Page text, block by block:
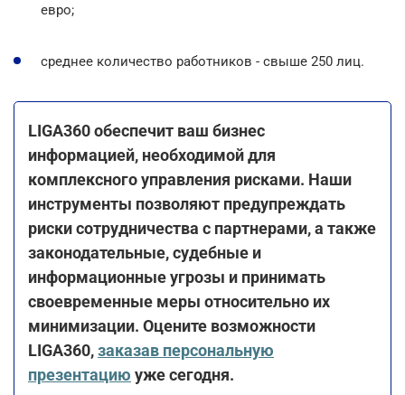
евро;
среднее количество работников - свыше 250 лиц.
LIGA360 обеспечит ваш бизнес
информацией, необходимой для
комплексного управления рисками. Наши
инструменты позволяют предупреждать
риски сотрудничества с партнерами, а также
законодательные, судебные и
информационные угрозы и принимать
своевременные меры относительно их
минимизации. Оцените возможности
LIGA360,заказав персональную
презентацию уже сегодня.